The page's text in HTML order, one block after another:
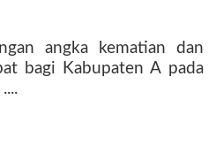
angka kematian dan
bagi Kabupaten A pada